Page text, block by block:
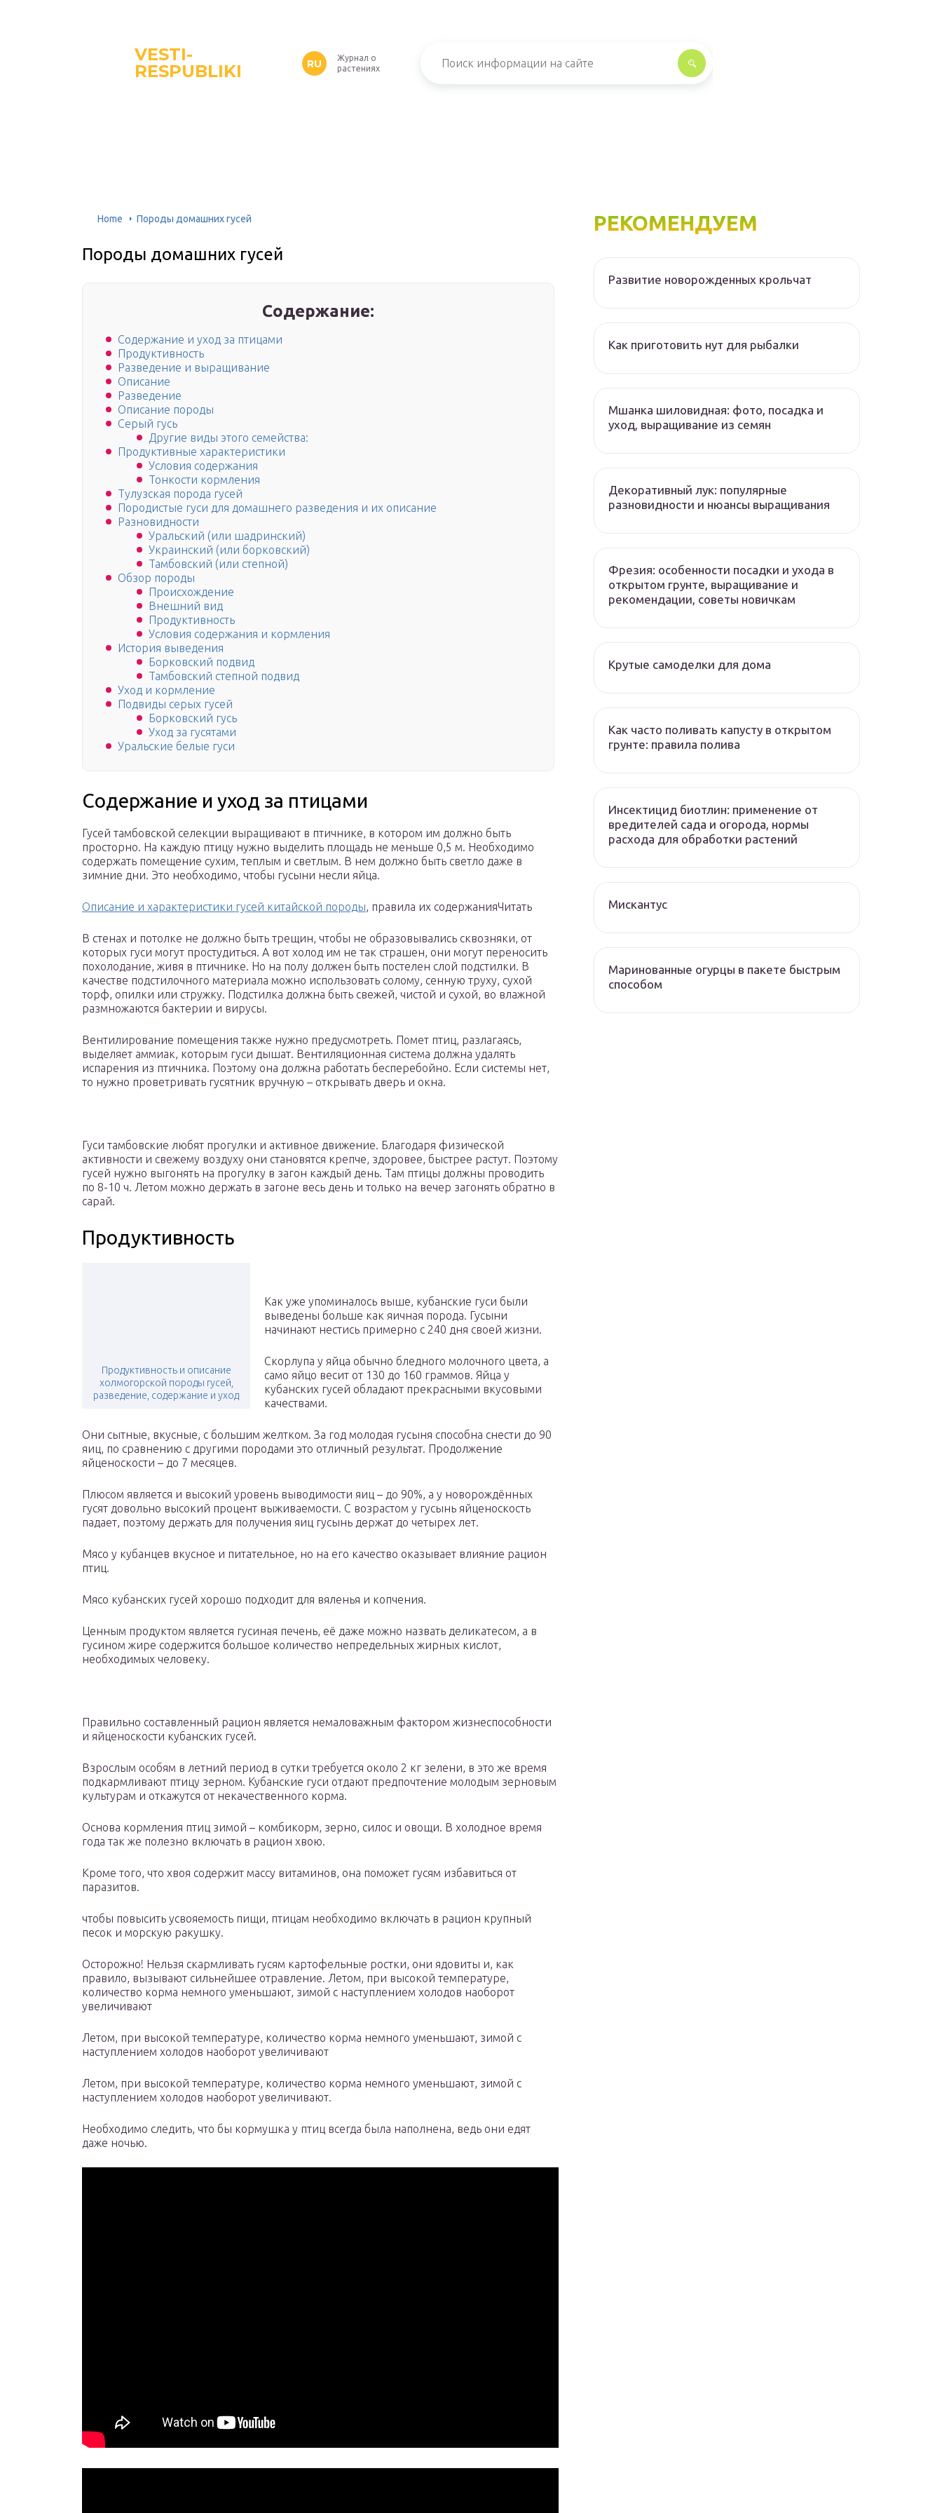
VESTI-
RESPUBLIKI
RU
Журнал о
растениях
Home Породы домашних гусей
Породы домашних гусей
Содержание:
Содержание и уход за птицами
Продуктивность
Разведение и выращивание
Описание
Разведение
Описание породы
Серый гусь
Другие виды этого семейства:
Продуктивные характеристики
Условия содержания
Тонкости кормления
Тулузская порода гусей
Породистые гуси для домашнего разведения и их описание
Разновидности
Уральский (или шадринский)
Украинский (или борковский)
Тамбовский (или степной)
Обзор породы
Происхождение
Внешний вид
Продуктивность
Условия содержания и кормления
История выведения
Борковский подвид
Тамбовский степной подвид
Уход и кормление
Подвиды серых гусей
Борковский гусь
Уход за гусятами
Уральские белые гуси
Содержание и уход за птицами
Гусей тамбовской селекции выращивают в птичнике, в котором им должно быть
просторно. На каждую птицу нужно выделить площадь не меньше 0,5 м. Необходимо
содержать помещение сухим, теплым и светлым. В нем должно быть светло даже в
зимние дни. Это необходимо, чтобы гусыни несли яйца.
Описание и характеристики гусей китайской породы, правила их содержанияЧитать
В стенах и потолке не должно быть трещин, чтобы не образовывались сквозняки, от
которых гуси могут простудиться. А вот холод им не так страшен, они могут переносить
похолодание, живя в птичнике. Но на полу должен быть постелен слой подстилки. В
качестве подстилочного материала можно использовать солому, сенную труху, сухой
торф, опилки или стружку. Подстилка должна быть свежей, чистой и сухой, во влажной
размножаются бактерии и вирусы.
Вентилирование помещения также нужно предусмотреть. Помет птиц, разлагаясь,
выделяет аммиак, которым гуси дышат. Вентиляционная система должна удалять
испарения из птичника. Поэтому она должна работать бесперебойно. Если системы нет,
то нужно проветривать гусятник вручную – открывать дверь и окна.
Гуси тамбовские любят прогулки и активное движение. Благодаря физической
активности и свежему воздуху они становятся крепче, здоровее, быстрее растут. Поэтому
гусей нужно выгонять на прогулку в загон каждый день. Там птицы должны проводить
по 8-10 ч. Летом можно держать в загоне весь день и только на вечер загонять обратно в
сарай.
Продуктивность
Продуктивность и описание
холмогорской породы гусей,
разведение, содержание и уход
Как уже упоминалось выше, кубанские гуси были
выведены больше как яичная порода. Гусыни
начинают нестись примерно с 240 дня своей жизни.
Скорлупа у яйца обычно бледного молочного цвета, а
само яйцо весит от 130 до 160 граммов. Яйца у
кубанских гусей обладают прекрасными вкусовыми
качествами.
Они сытные, вкусные, с большим желтком. За год молодая гусыня способна снести до 90
яиц, по сравнению с другими породами это отличный результат. Продолжение
яйценоскости – до 7 месяцев.
Плюсом является и высокий уровень выводимости яиц – до 90%, а у новорождённых
гусят довольно высокий процент выживаемости. С возрастом у гусынь яйценоскость
падает, поэтому держать для получения яиц гусынь держат до четырех лет.
Мясо у кубанцев вкусное и питательное, но на его качество оказывает влияние рацион
птиц.
Мясо кубанских гусей хорошо подходит для вяленья и копчения.
Ценным продуктом является гусиная печень, её даже можно назвать деликатесом, а в
гусином жире содержится большое количество непредельных жирных кислот,
необходимых человеку.
Правильно составленный рацион является немаловажным фактором жизнеспособности
и яйценоскости кубанских гусей.
Взрослым особям в летний период в сутки требуется около 2 кг зелени, в это же время
подкармливают птицу зерном. Кубанские гуси отдают предпочтение молодым зерновым
культурам и откажутся от некачественного корма.
Основа кормления птиц зимой – комбикорм, зерно, силос и овощи. В холодное время
года так же полезно включать в рацион хвою.
Кроме того, что хвоя содержит массу витаминов, она поможет гусям избавиться от
паразитов.
чтобы повысить усвояемость пищи, птицам необходимо включать в рацион крупный
песок и морскую ракушку.
Осторожно! Нельзя скармливать гусям картофельные ростки, они ядовиты и, как
правило, вызывают сильнейшее отравление. Летом, при высокой температуре,
количество корма немного уменьшают, зимой с наступлением холодов наоборот
увеличивают
Летом, при высокой температуре, количество корма немного уменьшают, зимой с
наступлением холодов наоборот увеличивают
Летом, при высокой температуре, количество корма немного уменьшают, зимой с
наступлением холодов наоборот увеличивают.
Необходимо следить, что бы кормушка у птиц всегда была наполнена, ведь они едят
даже ночью.
РЕКОМЕНДУЕМ
Развитие новорожденных крольчат
Как приготовить нут для рыбалки
Мшанка шиловидная: фото, посадка и
уход, выращивание из семян
Декоративный лук: популярные
разновидности и нюансы выращивания
Фрезия: особенности посадки и ухода в
открытом грунте, выращивание и
рекомендации, советы новичкам
Крутые самоделки для дома
Как часто поливать капусту в открытом
грунте: правила полива
Инсектицид биотлин: применение от
вредителей сада и огорода, нормы
расхода для обработки растений
Мискантус
Маринованные огурцы в пакете быстрым
способом